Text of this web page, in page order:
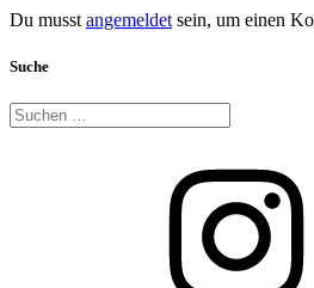
Du musst angemeldet sein, um einen
Suche
Suche
nach: